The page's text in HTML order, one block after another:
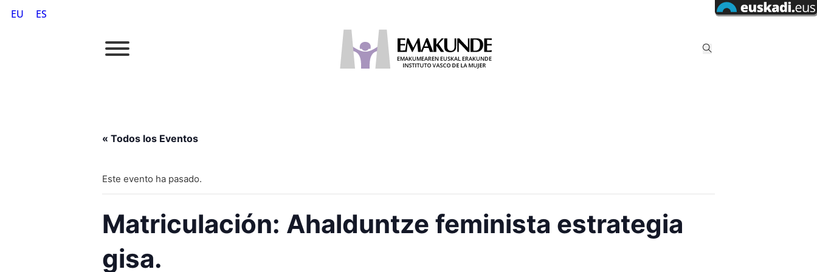
EU ES
« Todos los Eventos
Este evento ha pasado.
Matriculación: Ahalduntze feminista estrategia
gisa.